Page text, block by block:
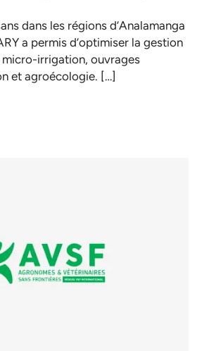
dans les régions d’Analamanga
a permis d’optimiser la gestion
micro-irrigation, ouvrages
et agroécologie. […]